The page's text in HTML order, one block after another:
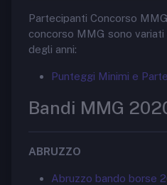
Partecipanti Concorso
concorso MMG sono
degli anni:
Punteggi Minimi e
Bandi MMG
ABRUZZO
Abruzzo bando borse